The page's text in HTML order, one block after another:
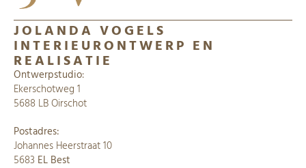
JOLANDA VOGELS
INTERIEURONTWERP EN
REALISATIE
Ontwerpstudio:
Ekerschotweg 1
5688 LB Oirschot
Postadres:
Johannes Heerstraat 10
5683 EL Best